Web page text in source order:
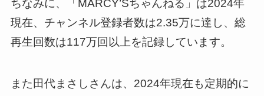
ちなみに、「MARCY’Sちゃんねる」は2024年
現在、チャンネル登録者数は2.35万に達し、総
再生回数は117万回以上を記録しています。
また田代まさしさんは、2024年現在も定期的に